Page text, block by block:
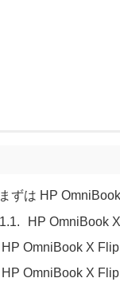
まずは HP
HP OmniBook
HP OmniBook X
HP OmniBook X